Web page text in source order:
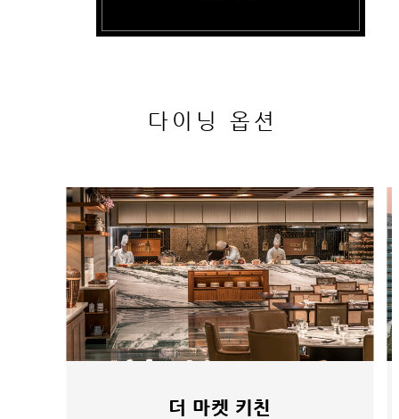
다이닝 옵션
더 마켓 키친